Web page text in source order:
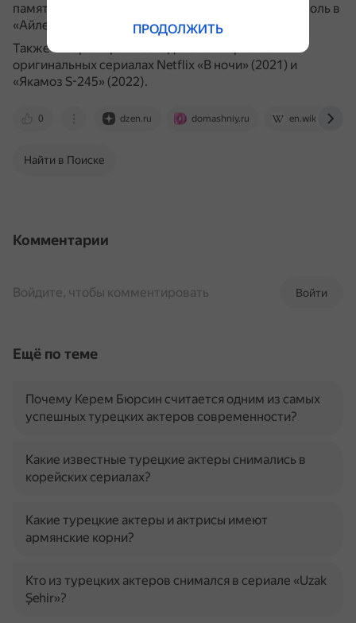
памяти» (2009 и 2010), «Кузей Гюней» (2012) и за роль в
«Айле» (2023).
Также актёр сыграл исследователя Армана в
оригинальных сериалах Netflix «В ночи» (2021) и
«Якамоз S-245» (2022).
0 dzen.ru domashniy.ru
Найти в Поиске
Комментарии
Войти
Войдите, чтобы комментировать
Ещё по теме
Почему Керем Бюрсин считается одним из самых
успешных турецких актеров современности?
Какие известные турецкие актеры снимались в
корейских сериалах?
Какие турецкие актеры и актрисы имеют
армянские корни?
Кто из турецких актеров снимался в сериале «Uzak
Şehir»?
ПРОДОЛЖИТЬ